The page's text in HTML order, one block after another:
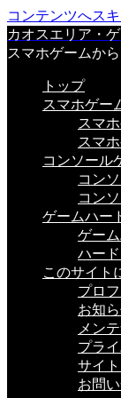
コンテンツへス
カオスエリア・
スマホゲームか
トップ
スマホゲー
スマ
スマ
コンソール
コン
コン
ゲームハー
ゲー
ハー
このサイト
プロ
お知
メン
プラ
サイ
お問